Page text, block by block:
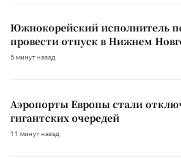
Южнокорейский исполнитель
провести отпуск в Нижнем
5 минут назад
Аэропорты Европы стали
гигантских очередей
11 минут назад